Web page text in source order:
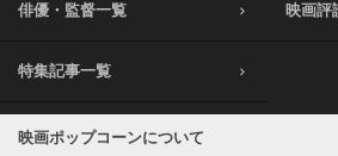
俳優・監督一覧 映画評
特集記事一覧
映画ポップコーンについて